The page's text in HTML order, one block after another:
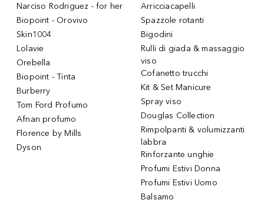
Narciso Rodriguez - for her
Biopoint - Orovivo
Skin1004
Lolavie
Orebella
Biopoint - Tinta
Burberry
Tom Ford Profumo
Afnan profumo
Florence by Mills
Dyson
Arricciacapelli
Spazzole rotanti
Bigodini
Rulli di giada & massaggio
viso
Cofanetto trucchi
Kit & Set Manicure
Spray viso
Douglas Collection
Rimpolpanti & volumizzanti
labbra
Rinforzante unghie
Profumi Estivi Donna
Profumi Estivi Uomo
Balsamo